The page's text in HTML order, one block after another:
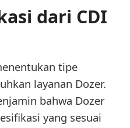
dari CDI
tipe
layanan Dozer.
bahwa Dozer
yang sesuai